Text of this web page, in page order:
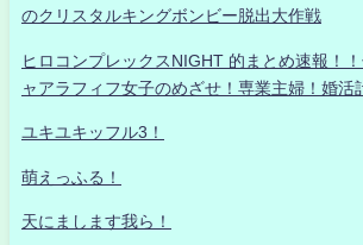
のクリスタルキングボンビー脱出大作戦
ヒロコンプレックスNIGHT 的まとめ速報！
ャアラフィフ女子のめざせ！専業主婦！婚活
ユキユキッフル3！
萌えっふる！
天にまします我ら！